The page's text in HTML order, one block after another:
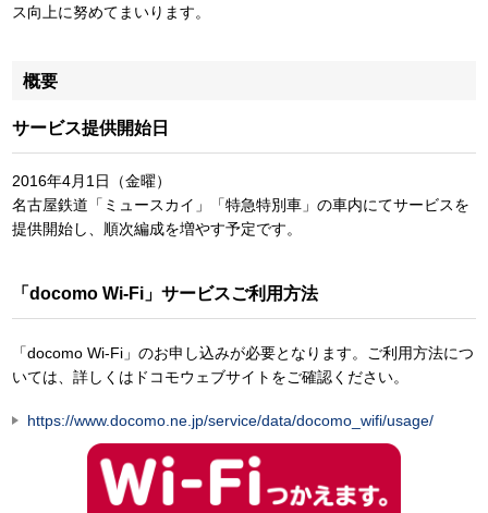
ス向上に努めてまいります。
概要
サービス提供開始日
2016年4月1日（金曜）
名古屋鉄道「ミュースカイ」「特急特別車」の車内にてサービスを
提供開始し、順次編成を増やす予定です。
「docomo Wi-Fi」サービスご利用方法
「docomo Wi-Fi」のお申し込みが必要となります。ご利用方法につ
いては、詳しくはドコモウェブサイトをご確認ください。
https://www.docomo.ne.jp/service/data/docomo_wifi/usage/